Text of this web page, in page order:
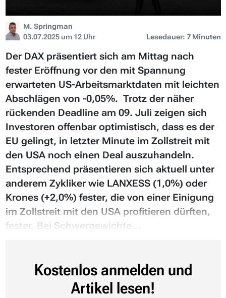
M. Springman
03.07.2025 um 12 Uhr
Lesedauer: 7 Minuten
Der DAX präsentiert sich am Mittag nach
fester Eröffnung vor den mit Spannung
erwarteten US-Arbeitsmarktdaten mit leichten
Abschlägen von -0,05%. Trotz der näher
rückenden Deadline am 09. Juli zeigen sich
Investoren offenbar optimistisch, dass es der
EU gelingt, in letzter Minute im Zollstreit mit
den USA noch einen Deal auszuhandeln.
Entsprechend präsentieren sich aktuell unter
anderem Zykliker wie LANXESS (1,0%) oder
Krones (+2,0%) fester, die von einer Einigung
im Zollstreit mit den USA profitieren dürften,
fester. Bei Schwergewichte...
Kostenlos anmelden und
Artikel lesen!